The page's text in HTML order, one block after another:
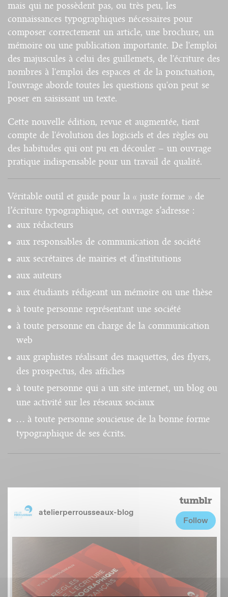
mais qui ne possèdent pas, ou très peu, les
connaissances typographiques nécessaires pour
composer correctement un article, une brochure, un
mémoire ou une publication importante. De l'emploi
des majuscules à celui des guillemets, de l'écriture des
nombres à l'emploi des espaces et de la ponctuation,
l'ouvrage aborde toutes les questions qu'on peut se
poser en saisissant un texte.
Cette nouvelle édition, revue et augmentée, tient
compte de l'évolution des logiciels et des règles ou
des habitudes qui ont pu en découler – un ouvrage
pratique indispensable pour un travail de qualité.
Véritable outil et guide pour la « juste forme » de
l’écriture typographique, cet ouvrage s’adresse :
aux rédacteurs
aux responsables de communication de société
aux secrétaires de mairies et d’institutions
aux auteurs
aux étudiants rédigeant un mémoire ou une thèse
à toute personne représentant une société
à toute personne en charge de la communication
web
aux graphistes réalisant des maquettes, des flyers,
des prospectus, des affiches
à toute personne qui a un site internet, un blog ou
une activité sur les réseaux sociaux
… à toute personne soucieuse de la bonne forme
typographique de ses écrits.